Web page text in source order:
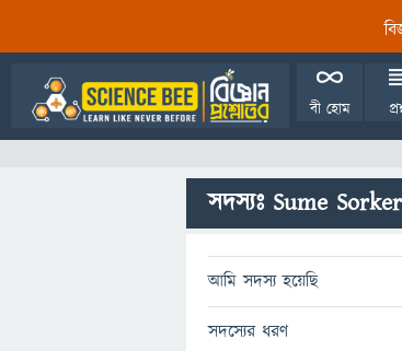
বী হোম
সদস্যঃ Sume
আমি সদস্য হয়েছি
সদস্যের ধরণ